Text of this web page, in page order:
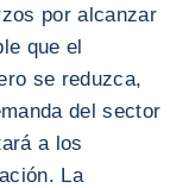
por alcanzar
que el
se reduzca,
del sector
a los
La